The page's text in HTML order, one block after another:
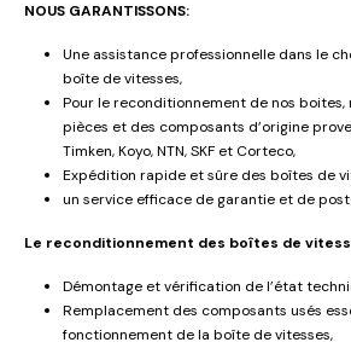
NOUS GARANTISSONS:
Une assistance professionnelle dans le
boîte de vitesses,
Pour le reconditionnement de nos boites,
pièces et des composants d’origine
Timken, Koyo, NTN, SKF et Corteco,
Expédition rapide et sûre des boîtes de
un service efficace de garantie et de
Le reconditionnement des boîtes de
Démontage et vérification de l’état
Remplacement des composants usés
fonctionnement de la boîte de vitesses,